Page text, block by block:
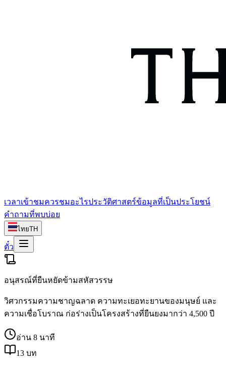
เวลาเข้าชมควรชมอะไรประวัติศาสตร์ข้อมูลที่เป็นประโยชน์
คำถามที่พบบ่อย
ไทยTH
ตั๋ว
อนุสรณ์ที่ยืนหยัดข้ามสหัสวรรษ
วิศวกรรมความชาญฉลาด ความทะเยอทะยานของมนุษย์ และ
ความเชื่อโบราณ ก่อร่างเป็นโครงสร้างที่ยืนยงมากว่า 4,500 ปี
อ่าน 8 นาที
13 บท